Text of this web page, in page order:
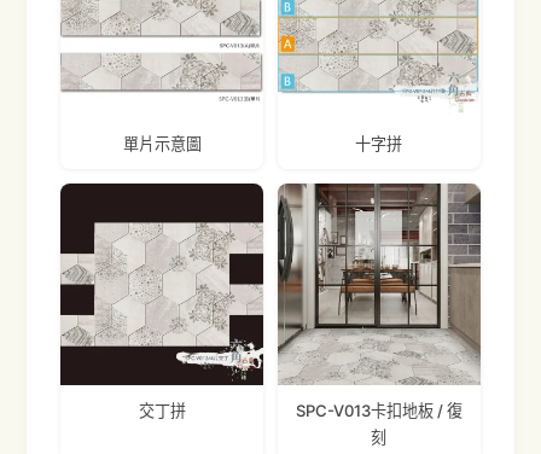
單片示意圖 十字拼
交丁拼
SPC-V013卡扣地板 / 復
刻